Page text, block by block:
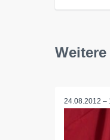
24.08.2012 –